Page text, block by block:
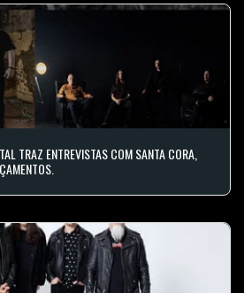
TRAZ ENTREVISTAS COM SANTA CORA,